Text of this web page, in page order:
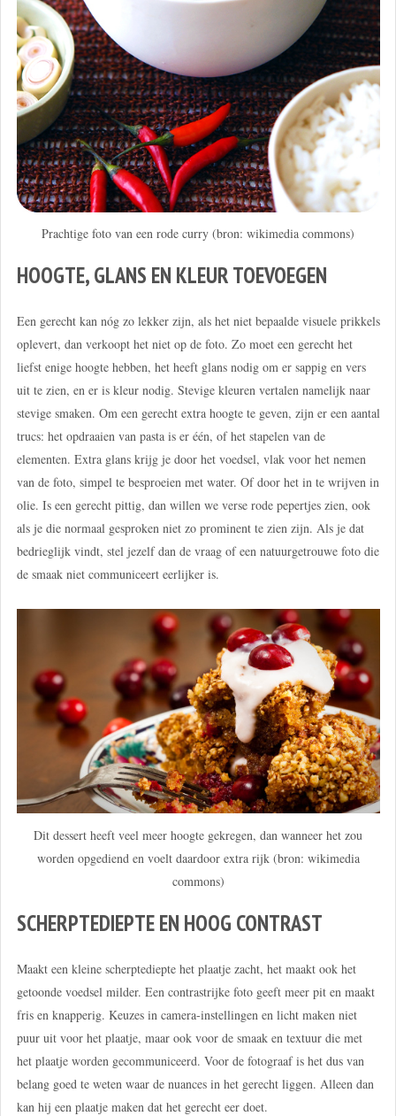
Prachtige foto van een rode curry (bron: wikimedia commons)
HOOGTE, GLANS EN KLEUR TOEVOEGEN
Een gerecht kan nóg zo lekker zijn, als het niet bepaalde visuele prikkels
oplevert, dan verkoopt het niet op de foto. Zo moet een gerecht het
liefst enige hoogte hebben, het heeft glans nodig om er sappig en vers
uit te zien, en er is kleur nodig. Stevige kleuren vertalen namelijk naar
stevige smaken. Om een gerecht extra hoogte te geven, zijn er een aantal
trucs: het opdraaien van pasta is er één, of het stapelen van de
elementen. Extra glans krijg je door het voedsel, vlak voor het nemen
van de foto, simpel te besproeien met water. Of door het in te wrijven in
olie. Is een gerecht pittig, dan willen we verse rode pepertjes zien, ook
als je die normaal gesproken niet zo prominent te zien zijn. Als je dat
bedrieglijk vindt, stel jezelf dan de vraag of een natuurgetrouwe foto die
de smaak niet communiceert eerlijker is.
Dit dessert heeft veel meer hoogte gekregen, dan wanneer het zou
worden opgediend en voelt daardoor extra rijk (bron: wikimedia
commons)
SCHERPTEDIEPTE EN HOOG CONTRAST
Maakt een kleine scherptediepte het plaatje zacht, het maakt ook het
getoonde voedsel milder. Een contrastrijke foto geeft meer pit en maakt
fris en knapperig. Keuzes in camera-instellingen en licht maken niet
puur uit voor het plaatje, maar ook voor de smaak en textuur die met
het plaatje worden gecommuniceerd. Voor de fotograaf is het dus van
belang goed te weten waar de nuances in het gerecht liggen. Alleen dan
kan hij een plaatje maken dat het gerecht eer doet.